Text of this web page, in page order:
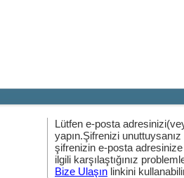
Lütfen e-posta
yapın.Şifrenizi
şifrenizin e-posta
ilgili karşılaştığınız
Bize Ulaşın linkini